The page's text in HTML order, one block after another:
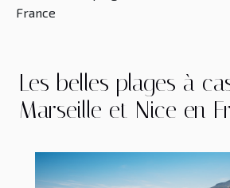
France
Les belles plages à
Marseille et Nice en